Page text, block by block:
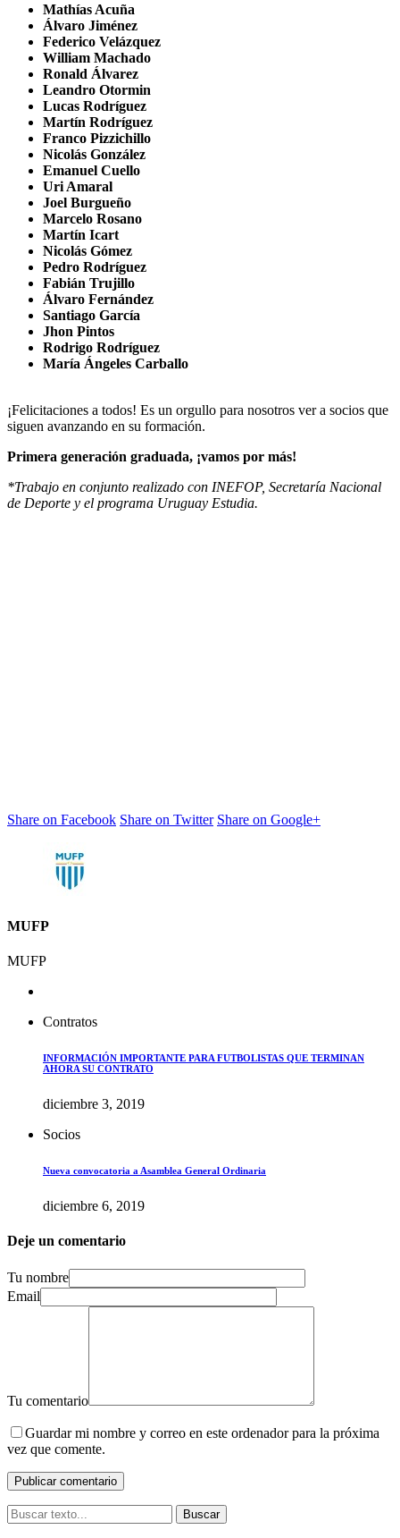
Mathías Acuña
Álvaro Jiménez
Federico Velázquez
William Machado
Ronald Álvarez
Leandro Otormin
Lucas Rodríguez
Martín Rodríguez
Franco Pizzichillo
Nicolás González
Emanuel Cuello
Uri Amaral
Joel Burgueño
Marcelo Rosano
Martín Icart
Nicolás Gómez
Pedro Rodríguez
Fabián Trujillo
Álvaro Fernández
Santiago García
Jhon Pintos
Rodrigo Rodríguez
María Ángeles Carballo
¡Felicitaciones a todos! Es un orgullo para nosotros ver a socios que
siguen avanzando en su formación.
Primera generación graduada, ¡vamos por más!
*Trabajo en conjunto realizado con INEFOP, Secretaría Nacional
de Deporte y el programa Uruguay Estudia.
Share on Facebook Share on Twitter Share on Google+
MUFP
MUFP
Contratos
INFORMACIÓN IMPORTANTE PARA FUTBOLISTAS QUE TERMINAN
AHORA SU CONTRATO
diciembre 3, 2019
Socios
Nueva convocatoria a Asamblea General Ordinaria
diciembre 6, 2019
Deje un comentario
Tu nombre
Email
Tu comentario
Guardar mi nombre y correo en este ordenador para la próxima
vez que comente.
Buscar